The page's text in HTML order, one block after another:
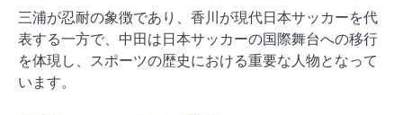
三浦が忍耐の象徴であり、香川が現代日本サッカーを代
表する一方で、中田は日本サッカーの国際舞台への移行
を体現し、スポーツの歴史における重要な人物となって
います。